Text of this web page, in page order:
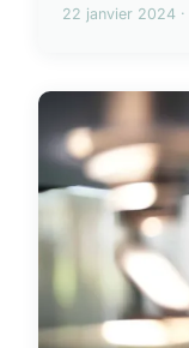
22 janvier 2024